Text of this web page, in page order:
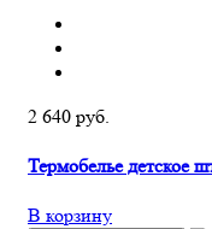
2 640 руб.
Термобелье детское
В корзину